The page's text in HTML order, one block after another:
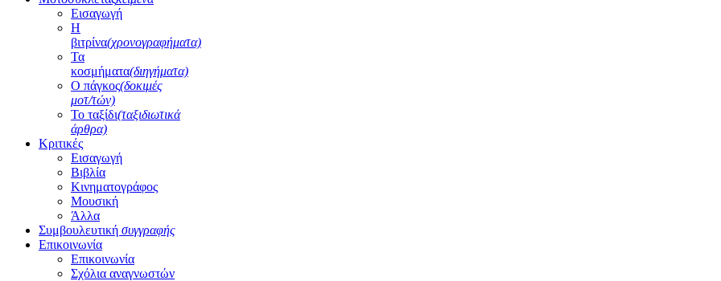
Εισαγωγή
Η
βιτρίνα(χρονογραφήματα)
Τα
κοσμήματα(διηγήματα)
Ο πάγκος(δοκιμές
μοτ/τών)
Το ταξίδι(ταξιδιωτικά
άρθρα)
Κριτικές
Εισαγωγή
Βιβλία
Κινηματογράφος
Μουσική
Άλλα
Συμβουλευτική συγγραφής
Επικοινωνία
Επικοινωνία
Σχόλια αναγνωστών